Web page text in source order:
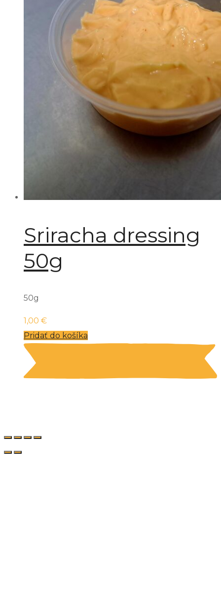
Sriracha dressing
50g
50g
1,00 €
Pridať do košíka